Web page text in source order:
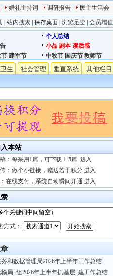
婚礼主持词 调研报告 民主生活会
站内搜索 保存桌面 浏览足迹 会员增值
个人总结
小品 剧本 读后感
节 建军节 中秋节 国庆节 教师节
生 社会管理 垂直系统 其他栏目
本站
：每采用1篇，可下载 1-5篇 进入
：做个小链接，赠送若干积分 进入
在线支付，系统自动瞬间开通 进入
方式：
务和数据管理局2026年上半年工作总结
局_组2026年上半年抓基层_建工作总结